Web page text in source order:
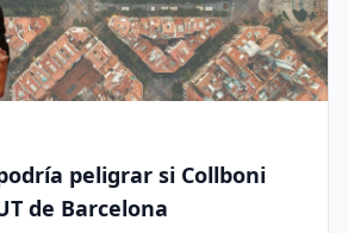
peligrar si Collboni
de Barcelona